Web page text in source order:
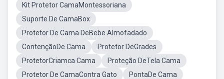
Kit Protetor CamaMontessoriana
Suporte De CamaBox
Protetor De Cama DeBebe Almofadado
ContençãoDe Cama
Protetor DeGrades
ProtetorCriamca Cama
Proteção DeTela Cama
Protetor De CamaContra Gato
PontaDe Cama